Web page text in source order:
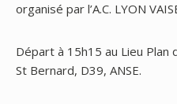
organisé par l’A.C. LYON
Départ à 15h15 au Lieu Plan
St Bernard, D39, ANSE.